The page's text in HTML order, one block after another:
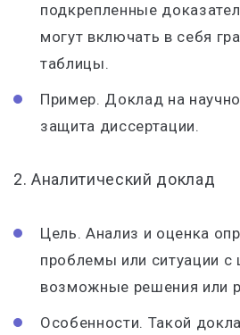
подкрепленные
могут включать в себя
таблицы.
Пример. Доклад на
защита диссертации.
2. Аналитический доклад
Цель. Анализ и оценка
проблемы или ситуации
возможные решения или
Особенности. Такой